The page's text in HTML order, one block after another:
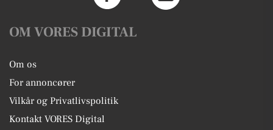
OM VORES DIGITAL
Om os
For annoncører
Vilkår og Privatlivspolitik
Kontakt VORES Digital